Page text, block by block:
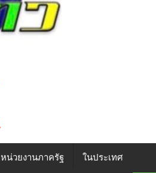
หน่วยงานภาครัฐ ในประเทศ